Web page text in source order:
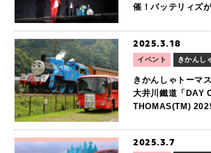
催！バッテリィズ
2025.3.18
イベント きかんし
きかんしゃトーマ
大井川鐵道「DAY
THOMAS(TM)
2025.3.7